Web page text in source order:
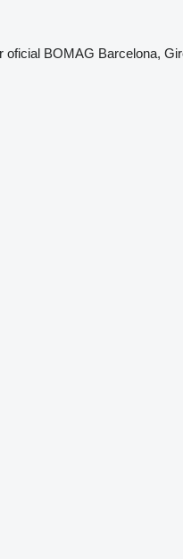
oficial BOMAG Barcelona,